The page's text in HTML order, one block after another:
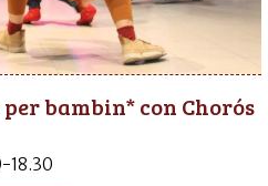
bambin* con Chorós
18.30